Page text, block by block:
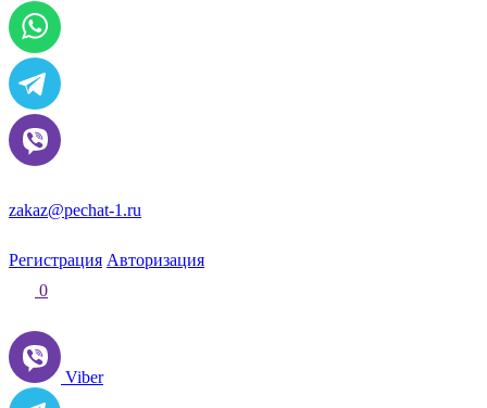
zakaz@pechat-1.ru
Регистрация Авторизация
0
Viber